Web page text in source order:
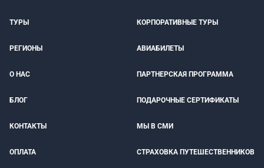
ТУРЫ КОРПОРАТИВНЫЕ ТУРЫ
РЕГИОНЫ АВИАБИЛЕТЫ
О НАС ПАРТНЕРСКАЯ ПРОГРАММА
БЛОГ ПОДАРОЧНЫЕ СЕРТИФИКАТЫ
КОНТАКТЫ МЫ В СМИ
ОПЛАТА СТРАХОВКА ПУТЕШЕСТВЕННИКОВ